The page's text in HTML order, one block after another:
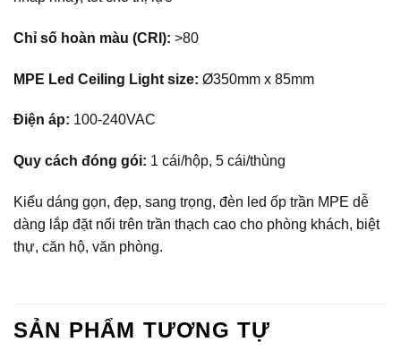
Chỉ số hoàn màu (CRI): >80
MPE Led Ceiling Light size: Ø350mm x 85mm
Điện áp: 100-240VAC
Quy cách đóng gói: 1 cái/hộp, 5 cái/thùng
Kiểu dáng gọn, đẹp, sang trọng, đèn led ốp trần MPE dễ
dàng lắp đặt nổi trên trần thạch cao cho phòng khách, biệt
thự, căn hộ, văn phòng.
SẢN PHẨM TƯƠNG TỰ